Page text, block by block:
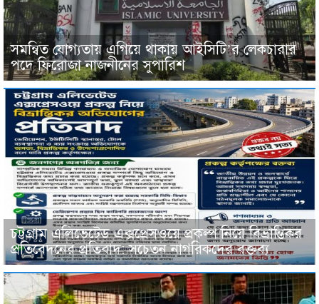
সমন্বিত যোগ্যতায় এগিয়ে থাকায় আইসিটি’র লেকচারার
পদে ফিরোজা নাজনীনের সুপারিশ
চট্টগ্রাম এলিভেটেড এক্সপ্রেসওয়ে প্রকল্প নিয়ে বিভ্রান্তিকর
প্রতিবেদনের প্রতিবাদ: সচেতন নাগরিকদের বক্তব্য